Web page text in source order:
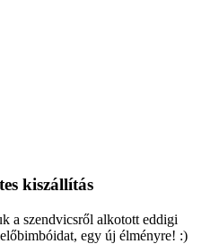
kiszállítás
a szendvicsről alkotott eddigi
egy új élményre! :)